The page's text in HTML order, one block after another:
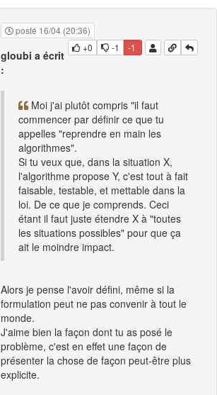
posté 16/04 (20:36)
+0
-1 -1
gloubi a écrit
:
Moi j'ai plutôt compris "il faut
commencer par définir ce que tu
appelles "reprendre en main les
algorithmes".
Si tu veux que, dans la situation X,
l'algorithme propose Y, c'est tout à fait
faisable, testable, et mettable dans la
loi. De ce que je comprends. Ceci
étant il faut juste étendre X à "toutes
les situations possibles" pour que ça
ait le moindre impact.
Alors je pense l'avoir défini, même si la
formulation peut ne pas convenir à tout le
monde.
J'aime bien la façon dont tu as posé le
problème, c'est en effet une façon de
présenter la chose de façon peut-être plus
explicite.